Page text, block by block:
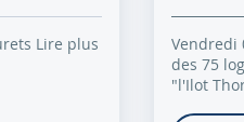
Lire plus
Vendredi
des 75
"l'Ilot